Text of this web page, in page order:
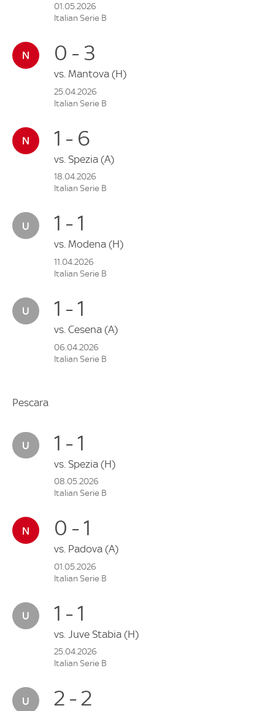
01.05.2026
Italian Serie B
0 - 3
vs. Mantova (H)
25.04.2026
Italian Serie B
1 - 6
vs. Spezia (A)
18.04.2026
Italian Serie B
1 - 1
vs. Modena (H)
11.04.2026
Italian Serie B
1 - 1
vs. Cesena (A)
06.04.2026
Italian Serie B
Pescara
1 - 1
vs. Spezia (H)
08.05.2026
Italian Serie B
0 - 1
vs. Padova (A)
01.05.2026
Italian Serie B
1 - 1
vs. Juve Stabia (H)
25.04.2026
Italian Serie B
2 - 2